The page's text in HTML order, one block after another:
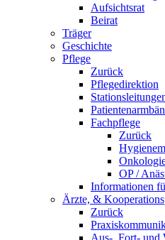
Aufsichtsrat
Beirat
Träger
Geschichte
Pflege
Zurück
Pflegedirektion
Fachpflege
Zurück
OP /
Informationen
Ärzte, &
Zurück
Aus-, Fort- und